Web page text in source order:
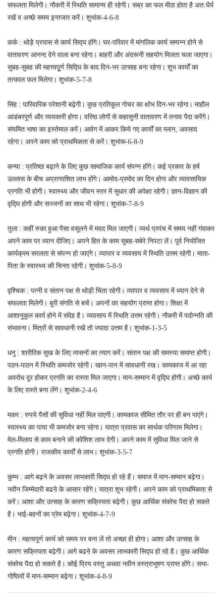
सफलता मिलेगी। नौकरी में स्थिति सामान्य ही रहेगी। सब्र का फल मीठा होता है अत:धैर्य
रखें व अच्छे समय इन्तजार करें। शुभांक-4-6-8
कर्क : थोड़ेे प्रयास से कार्य सिद्घ होंगे। घर-परिवार में मांगलिक कार्य सम्पन्न होने से
वातावरण आनन्द देने वाला बना रहेगा। बाहरी और अंदरूनी सहयोग मिलता चला जाएगा।
सुबह-सुबह की महत्त्वपूूर्ण सिद्घि के बाद दिन-भर उत्साह बना रहेगा। शुभ कार्यों का
तत्काल फल मिलेगा। शुभांक-5-7-8
सिंह : पारिवारिक परेशानी बढ़ेगी। कुछ प्रतिकूल गोचर का क्षोभ दिन-भर रहेगा। माहौल
आडंबरपूर्ण और व्ययकारी होगा। वरिष्ठ लोगों से कहासुनी वातावरण में तनाव पैदा करेंगे।
संयमित भाषा का इस्तेमाल करें। आवेग में आकर किये गए कार्यों का म्लान, अवसाद
रहेगा। अपने काम को प्राथमिकता से करें। शुभांक-6-8-9
कन्या : प्रतिष्ठा बढ़ाने के लिए कुछ सामाजिक कार्य संपन्न होंगे। कई प्रकार के हर्ष
उल्लास के बीच अप्रत्याशित लाभ होंगे। आमोद-प्रमोद का दिन होगा और व्यावसायिक
प्रगति भी होगी। स्वास्थ्य और जीवन स्तर में सुधार की अपेक्षा रहेगी। ज्ञान-विज्ञान की
वृद्घि होगी और सज्जनों का साथ भी रहेगा। शुभांक-7-8-9
तुला : कहीं रुका हुआ पैसा वसूलने में मदद मिल जाएगी। व्यर्थ प्रपंच में समय नहीं गंवाकर
अपने काम पर ध्यान दीजिए। अपने हित के काम सुबह-सबेरे निपटा लें। पूर्व नियोजित
कार्यक्रम सरलता से संपन्न हो जाएंगे। व्यापार व व्यवसाय में स्थिति उत्तम रहेगी। माता-
पिता के स्वास्थ्य की चिन्ता रहेगी। शुभांक-5-8-9
वृश्चिक : पत्नी व संतान पक्ष से थोड़ी चिंता रहेगी। व्यापार व व्यवसाय में ध्यान देने से
सफलता मिलेगी। बुरी संगति से बचें। अपनों का सहयोग प्राप्त होगा। शिक्षा में
आशानुकूल कार्य होने में संदेह है। व्यवसाय में स्थिति उत्तम रहेगी। नौकरी में पदोन्नति की
संभावना। मित्रों से सावधानी रखें तो ज्यादा उत्तम है। शुभांक-1-3-5
धनु : शारीरिक सुख के लिए व्यसनों का त्याग करें। संतान पक्ष की समस्या समाप्त होगी।
पठन-पाठन में स्थिति कमजोर रहेगी। खान-पान में सावधानी रख। कामकाज में आ रहा
अवरोध दूर होकर प्रगति का रास्ता मिल जाएगा। मान-सम्मान में वृद्घि होगी। अच्छे कार्य
के लिए रास्ते बना लेंगे। शुभांक-2-4-6
मकर : रुपये पैसों की सुविधा नहीं मिल पाएगी। कामकाज सीमित तौर पर ही बन पाएंगे।
स्वास्थ्य का पाया भी कमजोर बना रहेगा। यात्रा प्रवास का सार्थक परिणाम मिलेगा।
मेल-मिलाप से काम बनाने की कोशिश लाभ देगी। अपने काम में सुविधा मिल जाने से
प्रगति होगी। राजकीय कार्यों से लाभ। शुभांक-3-5-7
कुम्भ : आगे बढ़ने के अवसर लाभकारी सिद्घ हो रहे हैं। समाज में मान-सम्मान बढ़ेगा।
नवीन जिम्मेदारी बढऩे के आसार रहेंगे। यात्रा शुभ रहेगी। अपने काम को प्राथमिकता से
करें। आशा और उत्साह के कारण सक्रियता बढ़ेगी। कुछ आर्थिक संकोच पैदा हो सकते
है। भाई-बहनों का प्रेम बढ़ेगा। शुभांक-4-7-9
मीन : महत्वपूर्ण कार्य को समय पर बना लें तो अच्छा ही होगा। आशा और उत्साह के
कारण सक्रियता बढ़ेगी। आगे बढऩे के अवसर लाभकारी सिद्घ हो रहे है। कुछ आर्थिक
संकोच पैदा हो सकते है। कोई प्रिय वस्तु अथवा नवीन वस्त्राभूषण प्राप्त होंगे। सभा-
गोष्ठियों में मान-सम्मान बढ़ेगा। शुभांक-4-8-9